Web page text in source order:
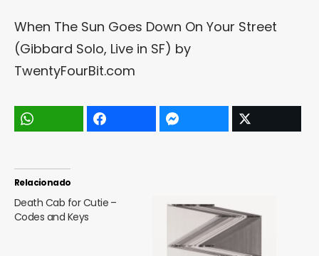
When The Sun Goes Down On Your Street
(Gibbard Solo, Live in SF) by
TwentyFourBit.com
Relacionado
Death Cab for Cutie –
Codes and Keys